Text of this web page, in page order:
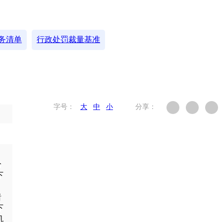
清单 行政处罚裁量基准
字号： 大 中 小 分享：